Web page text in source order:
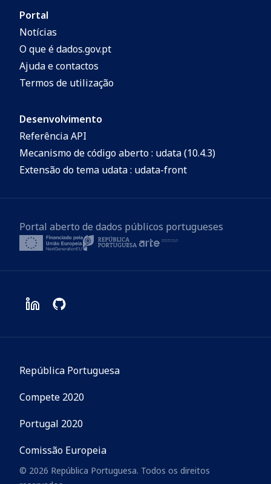
Portal
Notícias
O que é dados.gov.pt
Ajuda e contactos
Termos de utilização
Desenvolvimento
Referência API
Mecanismo de código aberto : udata (10.4.3)
Extensão do tema udata : udata-front
Portal aberto de dados públicos portugueses
República Portuguesa
Compete 2020
Portugal 2020
Comissão Europeia
© 2026 República Portuguesa. Todos os direitos